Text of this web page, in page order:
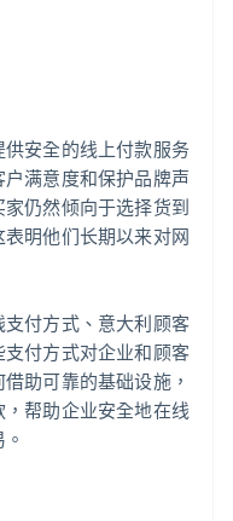
安全的线上付款服务
满意度和保护品牌声
仍然倾向于选择货到
明他们长期以来对网
付方式、意大利顾客
付方式对企业和顾客
助可靠的基础设施，
帮助企业安全地在线